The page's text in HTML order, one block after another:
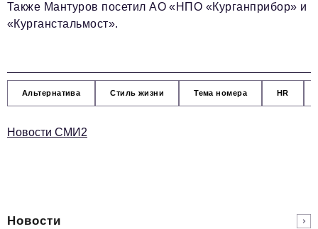
Также Мантуров посетил АО «НПО «Курганприбор» и
«Курганстальмост».
Альтернатива Стиль жизни Тема номера HR
Новости СМИ2
Новости